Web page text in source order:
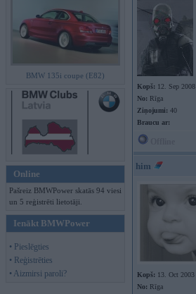
BMW 135i coupe (E82)
Online
Pašreiz BMWPower skatās 94 viesi
un 5 reģistrēti lietotāji.
Ienākt BMWPower
• Pieslēgties
• Reģistrēties
• Aizmirsi paroli?
Kopš: 12. Sep 2008
No: Rīga
Ziņojumi: 40
Braucu ar:
him
Kopš: 13. Oct 2003
No: Rīga